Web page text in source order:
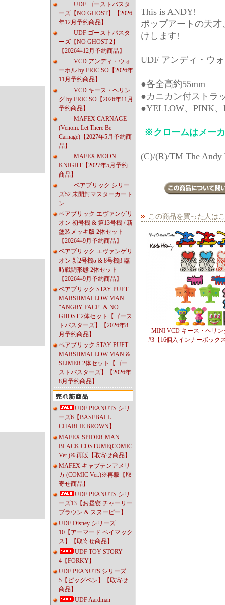
UDF ゴーストバスタ
ーズ【NO GHOST】【2026
年12月予約商品】
UDF ゴーストバスタ
ーズ【NO GHOST 2】
【2026年12月予約商品】
VCD アンディ・ウォ
ーホル by ERIC SO【2026年
11月予約商品】
VCD キース・ヘリン
グ by ERIC SO【2026年11月
予約商品】
MAFEX CARNAGE
(Venom: Let There Be
Carnage)【2027年5月予約商
品】
MAFEX MOON
KNIGHT【2027年5月予約
商品】
ベアブリック シリー
ズ52 未開封マスターカート
ン
ベアブリック エヴァンゲリ
オン 初号機 & 第13号機 / 新
塗装メッキ版 2体セット
【2026年9月予約商品】
ベアブリック エヴァンゲリ
オン 新2号機α & 8号機β 臨
時戦闘形態 2体セット
【2026年9月予約商品】
ベアブリック STAY PUFT
MARSHMALLOW MAN
“ANGRY FACE" & NO
GHOST 2体セット【ゴース
トバスターズ】【2026年8
月予約商品】
ベアブリック STAY PUFT
MARSHMALLOW MAN &
SLIMER 2体セット【ゴー
ストバスターズ】【2026年
8月予約商品】
UDF PEANUTS シリ
ーズ6【BASEBALL
CHARLIE BROWN】
MAFEX SPIDER-MAN
BLACK COSTUME(COMIC
Ver.)※再販【取寄せ商品】
MAFEX キャプテンアメリ
カ (COMIC Ver.)※再販【取
寄せ商品】
UDF PEANUTS シリ
ーズ13【お昼寝 チャーリー
ブラウン & スヌーピー】
UDF Disney シリーズ
10【アーマード ベイマック
ス】【取寄せ商品】
UDF TOY STORY
4【FORKY】
UDF PEANUTS シリーズ
5【ピッグペン】【取寄せ
商品】
UDF Aardman
This is ANDY!
ポップアートの天
けします!
UDF アンディ・ウ
●各全高約55mm
●カニカン付ストラ
●YELLOW、PINK
※クロームはメー
(C)/(R)/TM The Andy
この商品を買った人は
MINI VCD キース・ヘリン
#3【16個入インナーボック